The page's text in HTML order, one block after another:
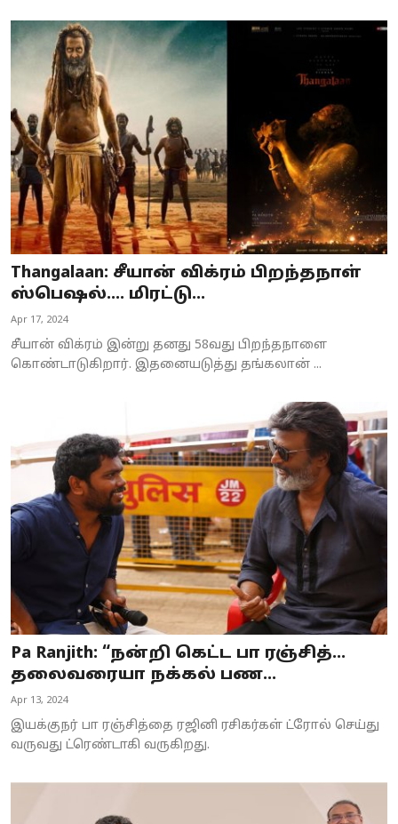
Thangalaan: சீயான் விக்ரம் பிறந்தநாள்
ஸ்பெஷல்…. மிரட்டு...
Apr 17, 2024
சீயான் விக்ரம் இன்று தனது 58வது பிறந்தநாளை
கொண்டாடுகிறார். இதனையடுத்து தங்கலான் ...
Pa Ranjith: “நன்றி கெட்ட பா ரஞ்சித்…
தலைவரையா நக்கல் பண...
Apr 13, 2024
இயக்குநர் பா ரஞ்சித்தை ரஜினி ரசிகர்கள் ட்ரோல் செய்து
வருவது ட்ரெண்டாகி வருகிறது.